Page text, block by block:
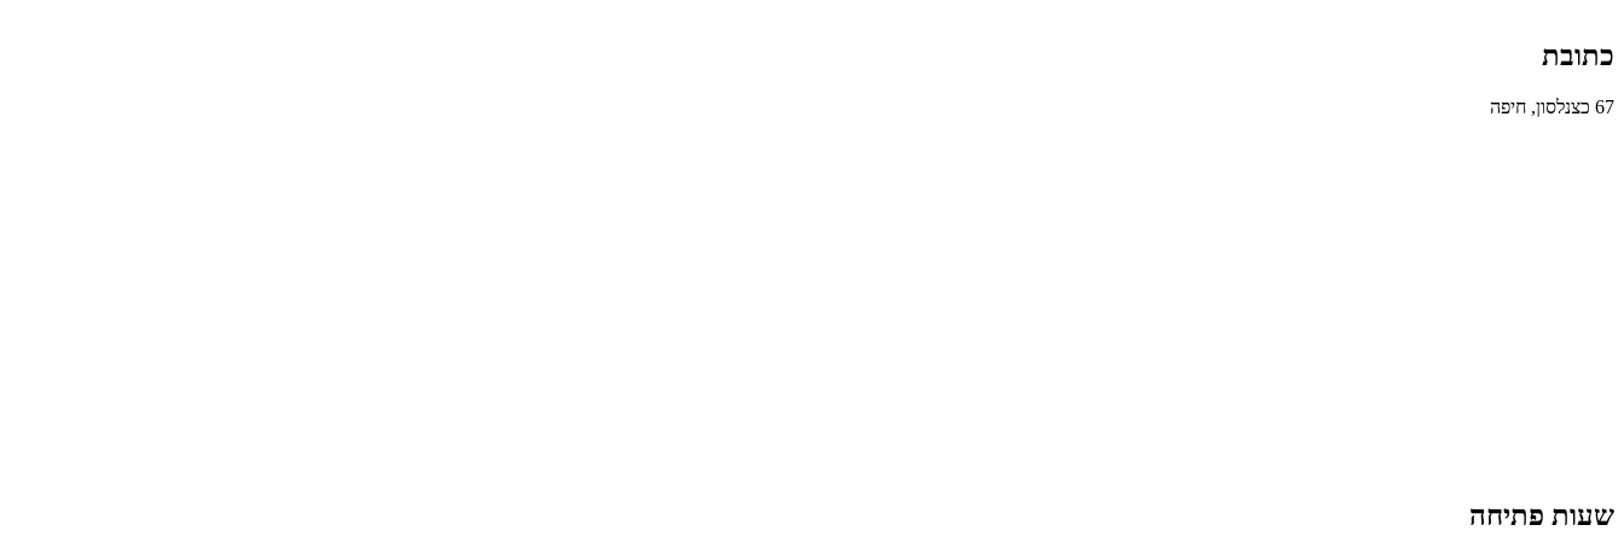
כתובת
67 כצנלסון, חיפה
שעות פתיחה